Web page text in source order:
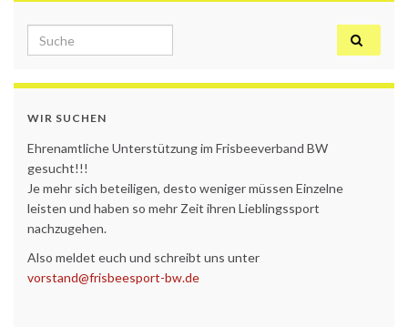
Search for:
WIR SUCHEN
Ehrenamtliche Unterstützung im Frisbeeverband BW
gesucht!!!
Je mehr sich beteiligen, desto weniger müssen Einzelne
leisten und haben so mehr Zeit ihren Lieblingssport
nachzugehen.
Also meldet euch und schreibt uns unter
vorstand@frisbeesport-bw.de